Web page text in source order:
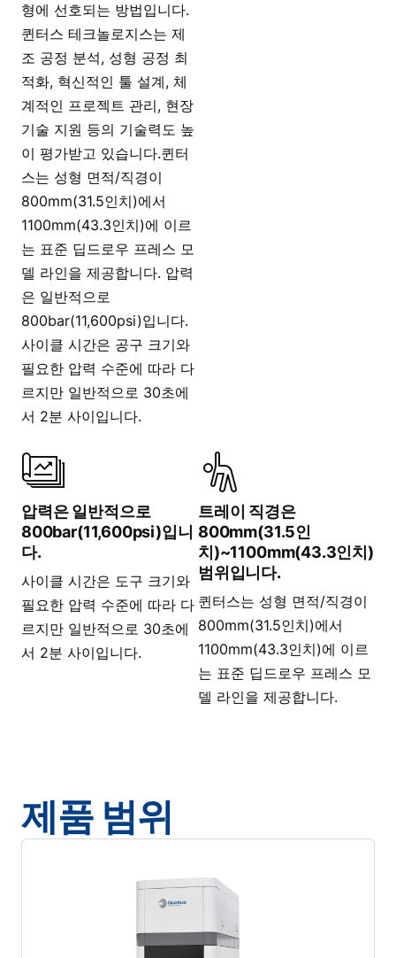
형에 선호되는 방법입니다.
퀸터스 테크놀로지스는 제
조 공정 분석, 성형 공정 최
적화, 혁신적인 툴 설계, 체
계적인 프로젝트 관리, 현장
기술 지원 등의 기술력도 높
이 평가받고 있습니다.퀸터
스는 성형 면적/직경이
800mm(31.5인치)에서
1100mm(43.3인치)에 이르
는 표준 딥드로우 프레스 모
델 라인을 제공합니다. 압력
은 일반적으로
800bar(11,600psi)입니다.
사이클 시간은 공구 크기와
필요한 압력 수준에 따라 다
르지만 일반적으로 30초에
서 2분 사이입니다.
압력은 일반적으로
800bar(11,600psi)입니
다.
사이클 시간은 도구 크기와
필요한 압력 수준에 따라 다
르지만 일반적으로 30초에
서 2분 사이입니다.
트레이 직경은
800mm(31.5인
치)~1100mm(43.3인치)
범위입니다.
퀸터스는 성형 면적/직경이
800mm(31.5인치)에서
1100mm(43.3인치)에 이르
는 표준 딥드로우 프레스 모
델 라인을 제공합니다.
제품 범위
최대 펀치 직경:600mm/23.6인치
영상 시청하기